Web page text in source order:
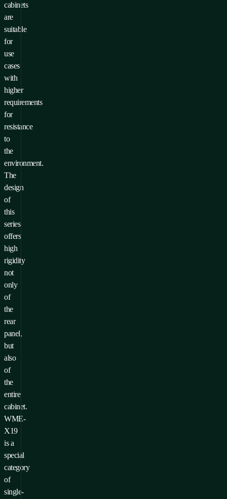
cabinets
are
suitable
for
use
cases
with
higher
requirements
for
resistance
to
the
environment.
The
design
of
this
series
offers
high
rigidity
not
only
of
the
rear
panel,
but
also
of
the
entire
cabinet.
WME-
X19
is a
special
category
of
single-